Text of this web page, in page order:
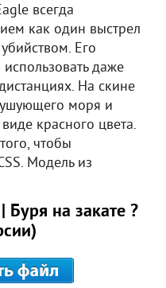
всегда
как один выстрел
Его
даже
На скине
моря и
красного цвета.
чтобы
Модель из
Буря на закате ?